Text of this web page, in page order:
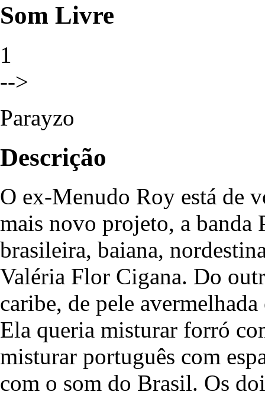
Som Livre
1
-->
Parayzo
Descrição
O ex-Menudo Roy está de
mais novo projeto, a banda
brasileira, baiana,
Valéria Flor Cigana. Do
caribe, de pele
Ela queria misturar forró
misturar português com
com o som do Brasil. Os